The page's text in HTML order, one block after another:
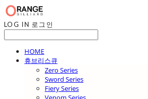
LOG IN 로그인
HOME
휴브리스큐
Zero Series
Sword Series
Fiery Series